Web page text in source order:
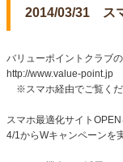
2014/03/31 ス
バリューポイントクラブ
http://www.value-point.jp
※スマホ経由でご覧く
スマホ最適化サイト
4/1からWキャンペーンを